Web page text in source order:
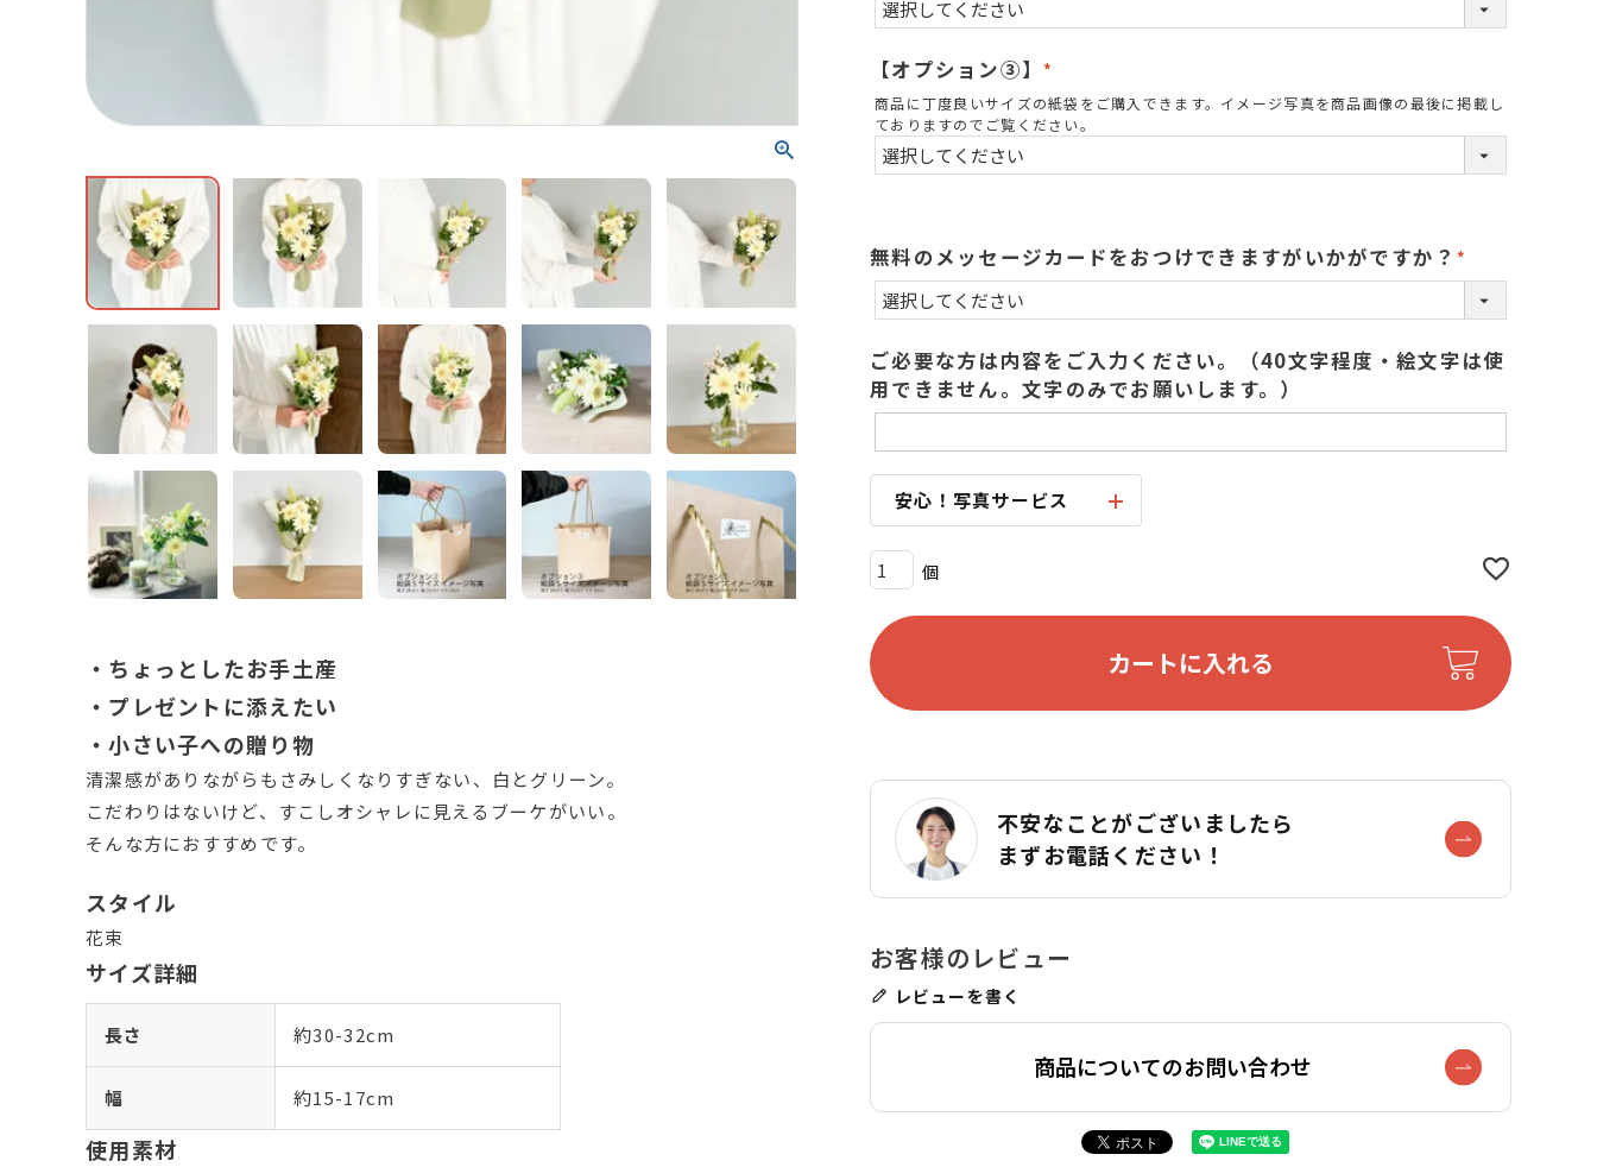
・ちょっとしたお手土産
・プレゼントに添えたい
・小さい子への贈り物
清潔感がありながらもさみしくなりすぎない、白とグリーン。
こだわりはないけど、すこしオシャレに見えるブーケがいい。
そんな方におすすめです。
スタイル
花束
サイズ詳細
長さ 約30-32cm
幅 約15-17cm
使用素材
【オプション③】
(
必
)
商品に丁度良いサイズの紙袋をご購入できます。イメージ写真を商品画像の最後に掲載し
ておりますのでご覧ください。
無料のメッセージカードをおつけできますがいかがですか？
(
)
ご必要な方は内容をご入力ください。（40文字程度・絵文字は使
用できません。文字のみでお願いします。）
安心！写真サービス
カートに入れる
不安なことがございましたら
まずお電話ください！
レビューを書く
商品についてのお問い合わせ